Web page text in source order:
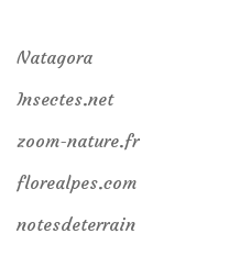
Natagora
Insectes.net
zoom-nature.fr
florealpes.com
notesdeterrain